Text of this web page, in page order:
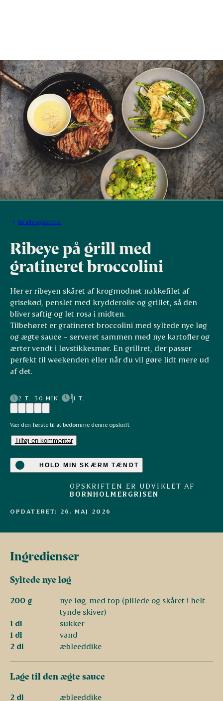
Se alle opskrifter
Ribeye på grill med
gratineret broccolini
Her er ribeyen skåret af krogmodnet nakkefilet af
grisekød, penslet med krydderolie og grillet, så den
bliver saftig og let rosa i midten.
Tilbehøret er gratineret broccolini med syltede nye løg
og ægte sauce – serveret sammen med nye kartofler og
ærter vendt i løvstikkesmør. En grillret, der passer
perfekt til weekenden eller når du vil gøre lidt mere ud
af det.
2 T. 30 MIN. 1 T.
Vær den første til at bedømme denne opskrift
Tilføj en kommentar
HOLD MIN SKÆRM TÆNDT
danske landmænd
OPSKRIFTEN ER UDVIKLET AF
BORNHOLMERGRISEN
OPDATERET: 26. MAJ 2026
Ingredienser
Syltede nye løg
200 g
nye løg, med top (pillede og skåret i helt
tynde skiver)
1 dl
sukker
1 dl
vand
2 dl
æbleeddike
Lage til den ægte sauce
2 dl
æbleeddike